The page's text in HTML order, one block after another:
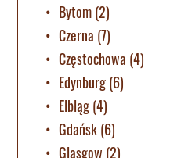
Bytom(2)
Czerna (7)
Częstochowa (4)
Edynburg(6)
Elbląg(4)
Gdańsk(6)
Glasgow (2)